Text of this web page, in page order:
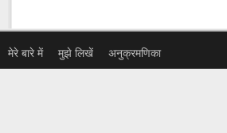
मेरे बारे में मुझे लिखें अनुक्रमणिका